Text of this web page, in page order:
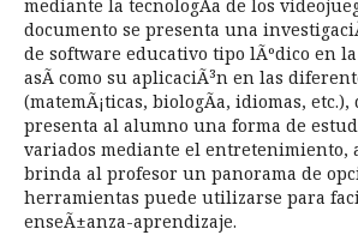
mediante la tecnologÃ­a de los
documento se presenta una
de software educativo tipo lÃºdico en
asÃ­ como su aplicaciÃ³n en las
(matemÃ¡ticas, biologÃ­a, idiomas, etc.),
presenta al alumno una forma de
variados mediante el entretenimiento,
brinda al profesor un panorama de
herramientas puede utilizarse para
enseÃ±anza-aprendizaje.